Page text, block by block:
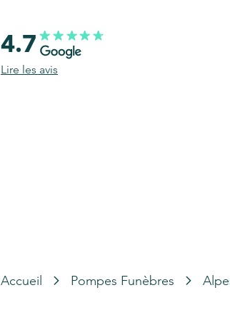
4.7
Lire les avis
Accueil Pompes Funèbres